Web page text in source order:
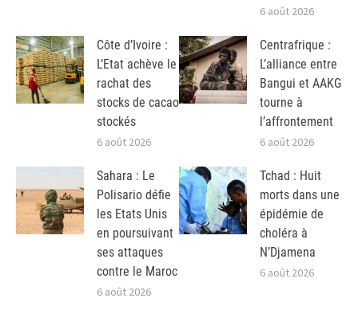
6 août 2026
Côte d’Ivoire :
L’Etat achève le
rachat des
stocks de cacao
stockés
6 août 2026
Centrafrique :
L’alliance entre
Bangui et AAKG
tourne à
l’affrontement
6 août 2026
Sahara : Le
Polisario défie
les Etats Unis
en poursuivant
ses attaques
contre le Maroc
6 août 2026
Tchad : Huit
morts dans une
épidémie de
choléra à
N’Djamena
6 août 2026